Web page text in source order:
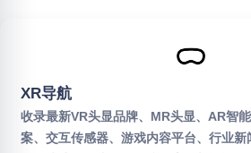
XR导航
收录最新VR头显品牌、MR头显、AR智
案、交互传感器、游戏内容平台、行业新